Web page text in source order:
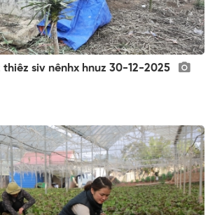
thiêz siv nênhx hnuz 30-12-2025